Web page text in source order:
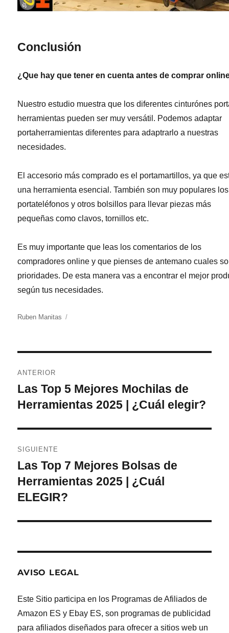
Conclusión
¿Que hay que tener en cuenta antes de comprar
Nuestro estudio muestra que los diferentes cinturónes
herramientas pueden ser muy versátil. Podemos adaptar
portaherramientas diferentes para adaptrarlo a nuestras
necesidades.
El accesorio más comprado es el portamartillos, ya que
una herramienta esencial. También son muy populares los
portateléfonos y otros bolsillos para llevar piezas más
pequeñas como clavos, tornillos etc.
Es muy importante que leas los comentarios de los
compradores online y que pienses de antemano cuales
prioridades. De esta manera vas a encontrar el mejor
según tus necesidades.
Autor
Ruben Manitas
de
entradas
ANTERIOR
Entrada
anterior:
Las Top 5 Mejores Mochilas de
Herramientas 2025 | ¿Cuál elegir?
SIGUIENTE
Entrada
siguiente:
Las Top 7 Mejores Bolsas de
Herramientas 2025 | ¿Cuál
ELEGIR?
AVISO LEGAL
Este Sitio participa en los Programas de Afiliados de
Amazon ES y Ebay ES, son programas de publicidad
para afiliados diseñados para ofrecer a sitios web un